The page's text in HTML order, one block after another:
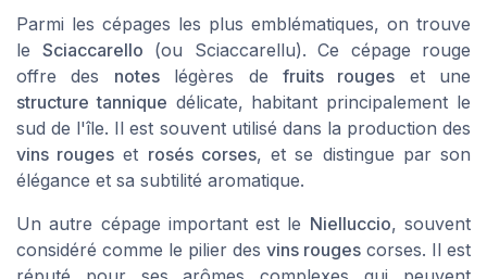
Parmi les cépages les plus emblématiques, on trouve
le Sciaccarello (ou Sciaccarellu). Ce cépage rouge
offre des noteslégères de fruits rouges et une
structure tannique délicate, habitant principalement le
sud de l'île. Il est souvent utilisé dans la production des
vins rouges et rosés corses, et se distingue par son
élégance et sa subtilité aromatique.
Un autre cépage important est le Nielluccio, souvent
considéré comme le pilier des vins rouges corses. Il est